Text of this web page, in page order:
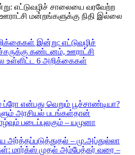
எட்டுவழிச் சாலையை வரவேற்ற
மன்றங்களுக்கு நிதி இல்லை
இன்று: எட்டுவழிச்
கண்டனம், ஊராட்சி
உள்ளிட்ட 6 அறிக்கைகள்
என்பது வெறும் பூச்சாண்டியா?
அரசியல் படங்கள்தான்
படைப்புலகும் – யமுனா
அர்த்தப்படுத்துதல் – மு.அப்துல்லா
மார்க்ஸ் முதல் அம்பேத்கர் வரை –